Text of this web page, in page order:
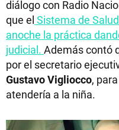
diálogo con Radio
que el Sistema de
anoche la práctica
judicial. Además contó
por el secretario
Gustavo Vigliocco,
atendería a la niña.